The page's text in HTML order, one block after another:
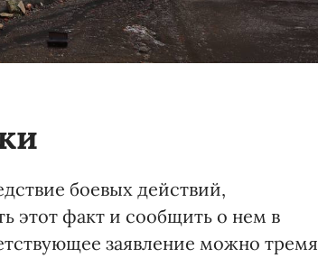
боевых действий,
этот факт и сообщить о нем в
заявление можно тремя